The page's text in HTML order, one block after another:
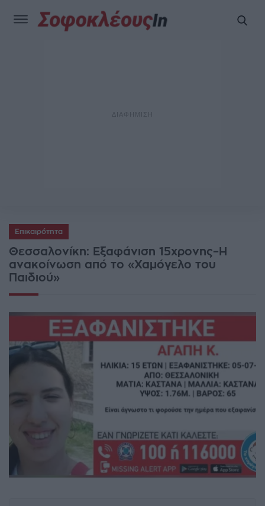
Επικαιρότητα
Θεσσαλονίκη: Εξαφάνιση 15χρονης–Η
ανακοίνωση από το «Χαμόγελο του
Παιδιού»